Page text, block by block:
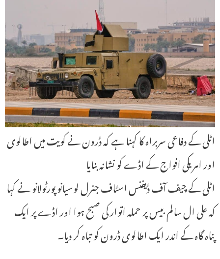
اٹلی کے دفاعی سربراہ کا کہنا ہے کہ ڈرون نے کویت میں اطالوی
اور امریکی افواج کے اڈے کو نشانہ بنایا
اٹلی کے چیف آف ڈیفنس اسٹاف جنرل لوسیانو پورٹولانو نے کہا
کہ علی ال سالم بیس پر حملہ اتوار کی صبح ہوا اور اڈے پر ایک
پناہ گاہ کے اندر ایک اطالوی ڈرون کو تباہ کر دیا۔